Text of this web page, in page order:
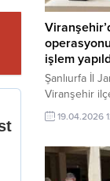
işlem
Şanlıurfa İl
Viranşehir
çalışmalar
Operasyon
hakkında
19.04.2026